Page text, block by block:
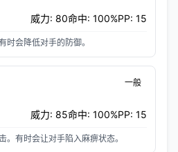
威力: 80命中: 100%PP: 15
时会降低对手的防御。
一般
威力: 85命中: 100%PP: 15
。有时会让对手陷入麻痹状态。